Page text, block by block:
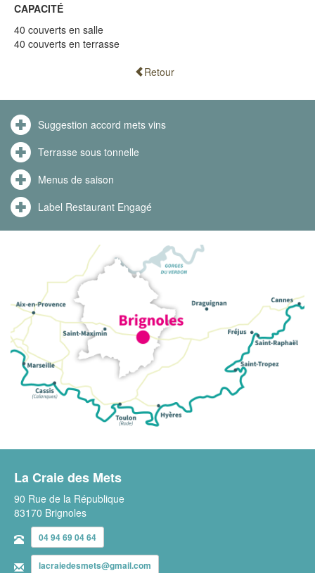
CAPACITÉ
40 couverts en salle
40 couverts en terrasse
Retour
Suggestion accord mets vins
Terrasse sous tonnelle
Menus de saison
Label Restaurant Engagé
La Craie des Mets
90 Rue de la République
83170 Brignoles
04 94 69 04 64
lacraiedesmets@gmail.com